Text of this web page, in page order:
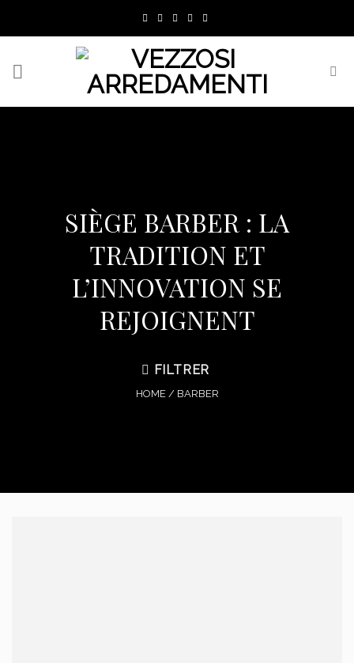
SIÈGE BARBER : LA
TRADITION ET
L’INNOVATION SE
REJOIGNENT
FILTRER
HOME/ BARBER